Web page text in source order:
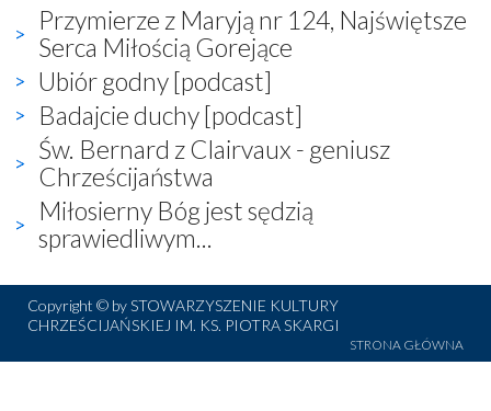
Przymierze z Maryją nr 124, Najświętsze
Serca Miłością Gorejące
Ubiór godny [podcast]
Badajcie duchy [podcast]
Św. Bernard z Clairvaux - geniusz
Chrześcijaństwa
Miłosierny Bóg jest sędzią
sprawiedliwym...
Copyright © by STOWARZYSZENIE KULTURY
CHRZEŚCIJAŃSKIEJ IM. KS. PIOTRA SKARGI
STRONA GŁÓWNA